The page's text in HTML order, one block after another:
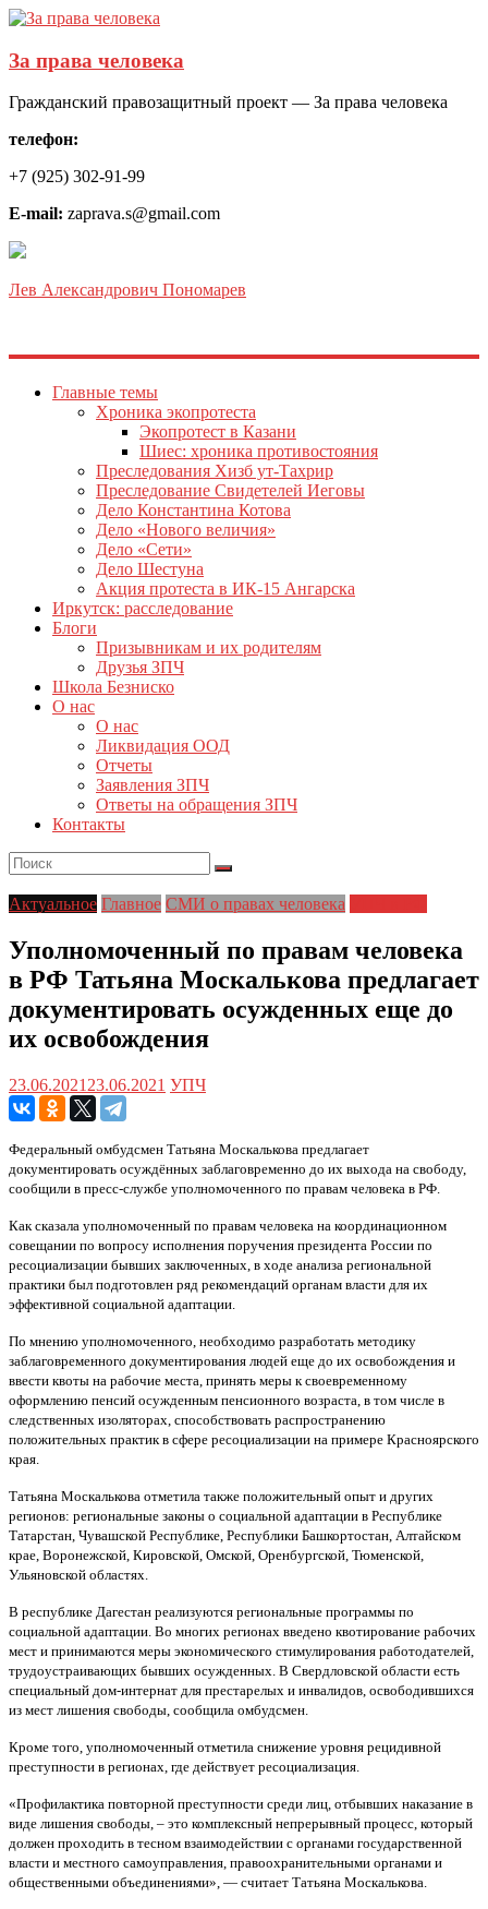
За права человека
Гражданский правозащитный проект — За права человека
телефон:
+7 (925) 302-91-99
E-mail: zaprava.s@gmail.com
Лев Александрович Пономарев
Главные темы
Хроника экопротеста
Экопротест в Казани
Шиес: хроника противостояния
Преследования Хизб ут-Тахрир
Преследование Свидетелей Иеговы
Дело Константина Котова
Дело «Нового величия»
Дело «Сети»
Дело Шестуна
Акция протеста в ИК-15 Ангарска
Иркутск: расследование
Блоги
Призывникам и их родителям
Друзья ЗПЧ
Школа Безниско
О нас
О нас
Ликвидация ООД
Отчеты
Заявления ЗПЧ
Ответы на обращения ЗПЧ
Контакты
Актуальное Главное СМИ о правах человека
Уполномоченный по правам человека
в РФ Татьяна Москалькова предлагает
документировать осужденных еще до
их освобождения
23.06.2021 23.06.2021 УПЧ
Федеральный омбудсмен Татьяна Москалькова предлагает
документировать осуждённых заблаговременно до их выхода на свободу,
сообщили в пресс-службе уполномоченного по правам человека в РФ.
Как сказала уполномоченный по правам человека на координационном
совещании по вопросу исполнения поручения президента России по
ресоциализации бывших заключенных, в ходе анализа региональной
практики был подготовлен ряд рекомендаций органам власти для их
эффективной социальной адаптации.
По мнению уполномоченного, необходимо разработать методику
заблаговременного документирования людей еще до их освобождения и
ввести квоты на рабочие места, принять меры к своевременному
оформлению пенсий осужденным пенсионного возраста, в том числе в
следственных изоляторах, способствовать распространению
положительных практик в сфере ресоциализации на примере Красноярского
края.
Татьяна Москалькова отметила также положительный опыт и других
регионов: региональные законы о социальной адаптации в Республике
Татарстан, Чувашской Республике, Республики Башкортостан, Алтайском
крае, Воронежской, Кировской, Омской, Оренбургской, Тюменской,
Ульяновской областях.
В республике Дагестан реализуются региональные программы по
социальной адаптации. Во многих регионах введено квотирование рабочих
мест и принимаются меры экономического стимулирования работодателей,
трудоустраивающих бывших осужденных. В Свердловской области есть
специальный дом-интернат для престарелых и инвалидов, освободившихся
из мест лишения свободы, сообщила омбудсмен.
Кроме того, уполномоченный отметила снижение уровня рецидивной
преступности в регионах, где действует ресоциализация.
«Профилактика повторной преступности среди лиц, отбывших наказание в
виде лишения свободы, – это комплексный непрерывный процесс, который
должен проходить в тесном взаимодействии с органами государственной
власти и местного самоуправления, правоохранительными органами и
общественными объединениями», — считает Татьяна Москалькова.